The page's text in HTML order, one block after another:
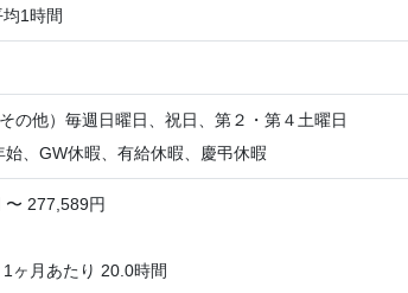
1時間
の他）毎週日曜日、祝日、第２・第４土曜日
始、GW休暇、有給休暇、慶弔休暇
〜 277,589円
ヶ月あたり 20.0時間